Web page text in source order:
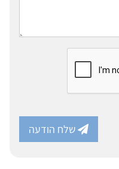
שלח הודעה